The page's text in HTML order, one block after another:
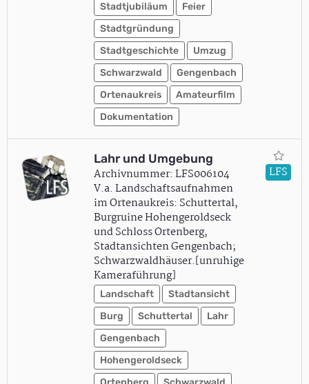
Stadtjubiläum
Feier
Stadtgründung
Stadtgeschichte
Umzug
Schwarzwald
Gengenbach
Ortenaukreis
Amateurfilm
Dokumentation
Lahr und Umgebung
Archivnummer: LFS006104
V.a. Landschaftsaufnahmen
im Ortenaukreis: Schuttertal,
Burgruine Hohengeroldseck
und Schloss Ortenberg,
Stadtansichten Gengenbach;
Schwarzwaldhäuser.[unruhige
Kameraführung]
Landschaft
Stadtansicht
Burg
Schuttertal
Lahr
Gengenbach
Hohengeroldseck
LFS